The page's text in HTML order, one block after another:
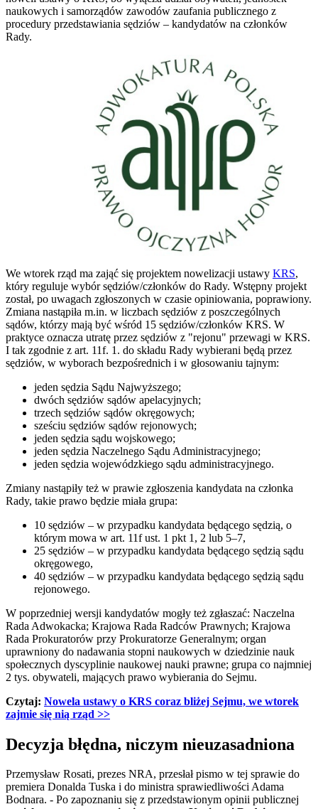
naukowych i samorządów zawodów zaufania publicznego z
procedury przedstawiania sędziów – kandydatów na członków
Rady.
We wtorek rząd ma zająć się projektem nowelizacji ustawy KRS,
który reguluje wybór sędziów/członków do Rady. Wstępny projekt
został, po uwagach zgłoszonych w czasie opiniowania, poprawiony.
Zmiana nastąpiła m.in. w liczbach sędziów z poszczególnych
sądów, którzy mają być wśród 15 sędziów/członków KRS. W
praktyce oznacza utratę przez sędziów z "rejonu" przewagi w KRS.
I tak zgodnie z art. 11f. 1. do składu Rady wybierani będą przez
sędziów, w wyborach bezpośrednich i w głosowaniu tajnym:
jeden sędzia Sądu Najwyższego;
dwóch sędziów sądów apelacyjnych;
trzech sędziów sądów okręgowych;
sześciu sędziów sądów rejonowych;
jeden sędzia sądu wojskowego;
jeden sędzia Naczelnego Sądu Administracyjnego;
jeden sędzia wojewódzkiego sądu administracyjnego.
Zmiany nastąpiły też w prawie zgłoszenia kandydata na członka
Rady, takie prawo będzie miała grupa:
10 sędziów – w przypadku kandydata będącego sędzią, o
którym mowa w art. 11f ust. 1 pkt 1, 2 lub 5–7,
25 sędziów – w przypadku kandydata będącego sędzią sądu
okręgowego,
40 sędziów – w przypadku kandydata będącego sędzią sądu
rejonowego.
W poprzedniej wersji kandydatów mogły też zgłaszać: Naczelna
Rada Adwokacka; Krajowa Rada Radców Prawnych; Krajowa
Rada Prokuratorów przy Prokuratorze Generalnym; organ
uprawniony do nadawania stopni naukowych w dziedzinie nauk
społecznych dyscyplinie naukowej nauki prawne; grupa co najmniej
2 tys. obywateli, mających prawo wybierania do Sejmu.
Czytaj: Nowela ustawy o KRS coraz bliżej Sejmu, we wtorek
zajmie się nią rząd >>
Decyzja błędna, niczym nieuzasadniona
Przemysław Rosati, prezes NRA, przesłał pismo w tej sprawie do
premiera Donalda Tuska i do ministra sprawiedliwości Adama
Bodnara. - Po zapoznaniu się z przedstawionym opinii publicznej